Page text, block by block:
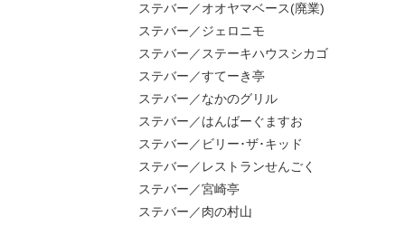
ステバー／オオヤマベース(廃業)
ステバー／ジェロニモ
ステバー／ステーキハウスシカゴ
ステバー／すてーき亭
ステバー／なかのグリル
ステバー／はんばーぐますお
ステバー／ビリー･ザ･キッド
ステバー／レストランせんごく
ステバー／宮崎亭
ステバー／肉の村山